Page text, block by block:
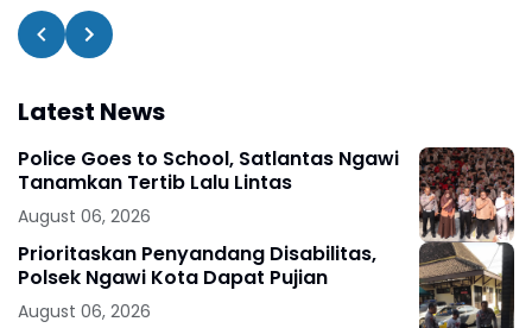
Latest News
Police Goes to School, Satlantas Ngawi
Tanamkan Tertib Lalu Lintas
August 06, 2026
Prioritaskan Penyandang Disabilitas,
Polsek Ngawi Kota Dapat Pujian
August 06, 2026